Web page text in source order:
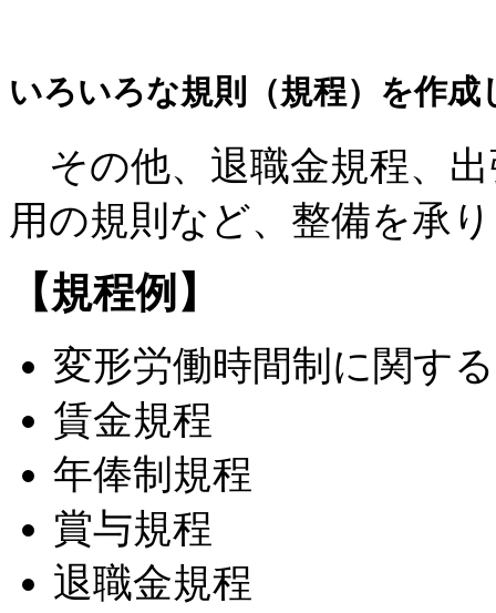
いろいろな規則（規程）を作成
その他、退職金規程、
用の規則など、整備を承
【規程例】
変形労働時間制に関す
賃金規程
年俸制規程
賞与規程
退職金規程